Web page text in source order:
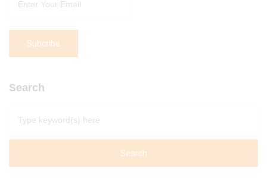
Search